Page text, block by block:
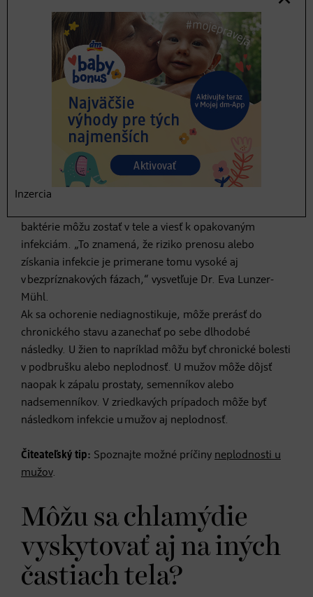
ďalšieho šírenia infekcie a tiež na predídenie dlhodobým
následkom.
Môžu baktérie
chlamýdie zmiznúť aj
samy od seba?
Infekcia prebieha častokrát asymptomaticky a preto sa
stáva, že človek o nej nevie. Podľa gynekologičky je
baktérie môžu zostať v tele a viesť k opakovaným
infekciám. „To znamená, že riziko prenosu alebo
získania infekcie je primerane tomu vysoké aj
v bezpríznakových fázach,“ vysvetľuje Dr. Eva Lunzer-
Mühl.
Ak sa ochorenie nediagnostikuje, môže prerásť do
chronického stavu a zanechať po sebe dlhodobé
následky. U žien to napríklad môžu byť chronické bolesti
v podbrušku alebo neplodnosť. U mužov môže dôjsť
naopak k zápalu prostaty, semenníkov alebo
nadsemenníkov. V zriedkavých prípadoch môže byť
následkom infekcie u mužov aj neplodnosť.
Čiteateľský tip: Spoznajte možné príčiny neplodnosti u
mužov.
Môžu sa chlamýdie
vyskytovať aj na iných
častiach tela?
Inzercia